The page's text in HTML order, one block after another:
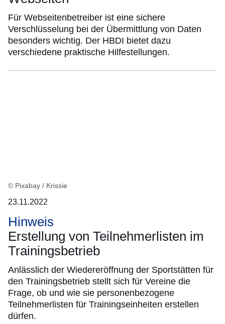
Für Webseitenbetreiber ist eine sichere
Verschlüsselung bei der Übermittlung von Daten
besonders wichtig. Der HBDI bietet dazu
verschiedene praktische Hilfestellungen.
© Pixabay / Krissie
23.11.2022
Hinweis
Erstellung von Teilnehmerlisten im
Trainingsbetrieb
Anlässlich der Wiedereröffnung der Sportstätten für
den Trainingsbetrieb stellt sich für Vereine die
Frage, ob und wie sie personenbezogene
Teilnehmerlisten für Trainingseinheiten erstellen
dürfen.